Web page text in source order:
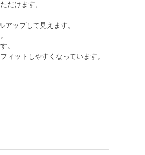
だけます。
ップして見えます。
。
ィットしやすくなっています。